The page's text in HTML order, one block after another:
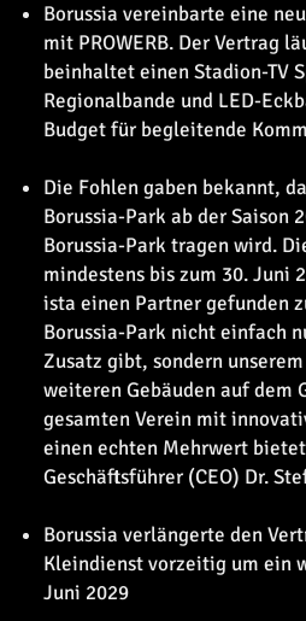
Borussia vereinbarte eine
mit PROWERB. Der Vertrag
beinhaltet einen Stadion-TV
Regionalbande und LED-
Budget für begleitende
Die Fohlen gaben bekannt,
Borussia-Park ab der Saison
Borussia-Park tragen wird.
mindestens bis zum 30. Juni
ista einen Partner gefunden
Borussia-Park nicht einfach
Zusatz gibt, sondern
weiteren Gebäuden auf dem
gesamten Verein mit
einen echten Mehrwert
Geschäftsführer (CEO) Dr.
Borussia verlängerte den
Kleindienst vorzeitig um ein
Juni 2029